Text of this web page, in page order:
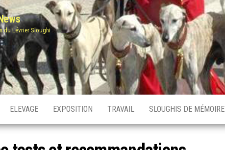
du Lévrier Sloughi
ELEVAGE EXPOSITION TRAVAIL SLOUGHIS DE MÉMOIRE